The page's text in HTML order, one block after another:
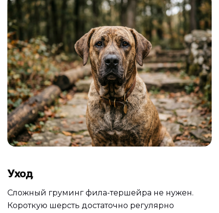
Уход
Сложный груминг фила-тершейра не нужен.
Короткую шерсть достаточно регулярно